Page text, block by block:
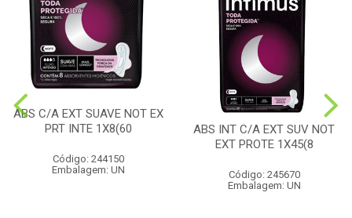
ABS C/A EXT SUAVE NOT EX
PRT INTE 1X8(60
Código: 244150
Embalagem: UN
ABS INT C/A EXT SUV NOT
EXT PROTE 1X45(8
Código: 245670
Embalagem: UN